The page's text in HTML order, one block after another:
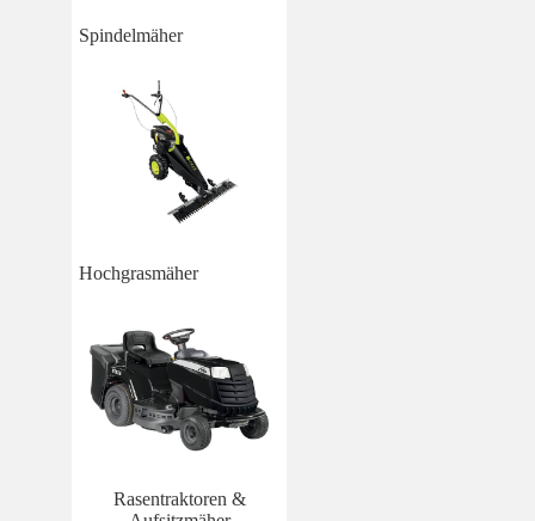
Spindelmäher
Hochgrasmäher
Rasentraktoren &